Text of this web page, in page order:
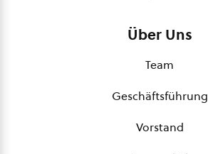
Über Uns
Team
Geschäftsführung
Vorstand